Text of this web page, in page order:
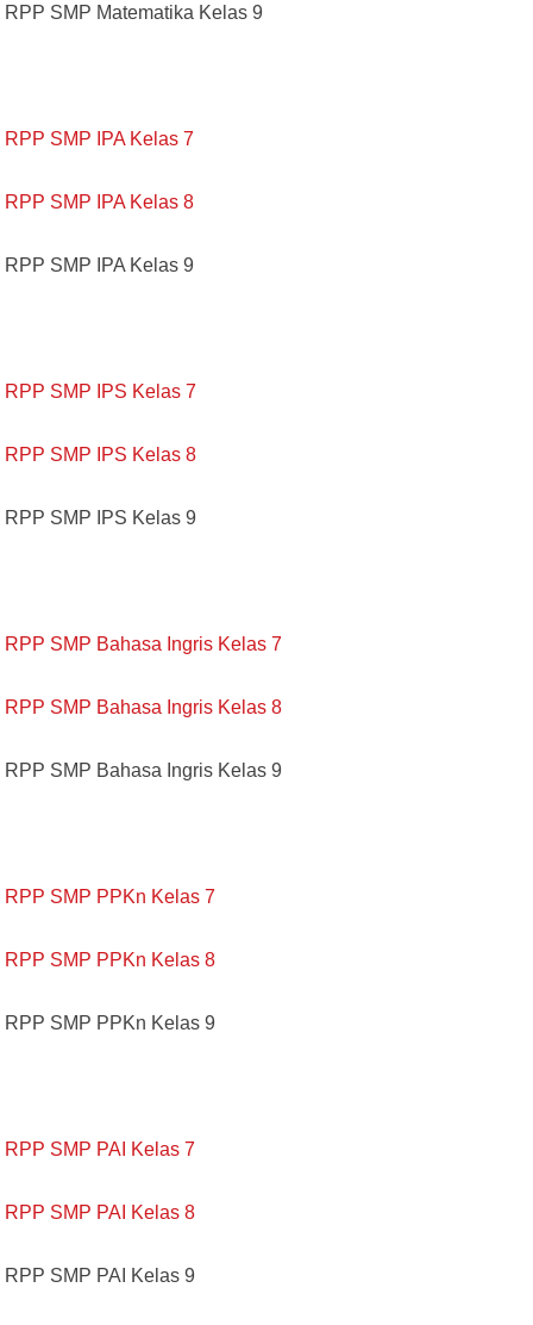
RPP SMP Matematika Kelas 9
RPP SMP IPA Kelas 7
RPP SMP IPA Kelas 8
RPP SMP IPA Kelas 9
RPP SMP IPS Kelas 7
RPP SMP IPS Kelas 8
RPP SMP IPS Kelas 9
RPP SMP Bahasa Ingris Kelas 7
RPP SMP Bahasa Ingris Kelas 8
RPP SMP Bahasa Ingris Kelas 9
RPP SMP PPKn Kelas 7
RPP SMP PPKn Kelas 8
RPP SMP PPKn Kelas 9
RPP SMP PAI Kelas 7
RPP SMP PAI Kelas 8
RPP SMP PAI Kelas 9